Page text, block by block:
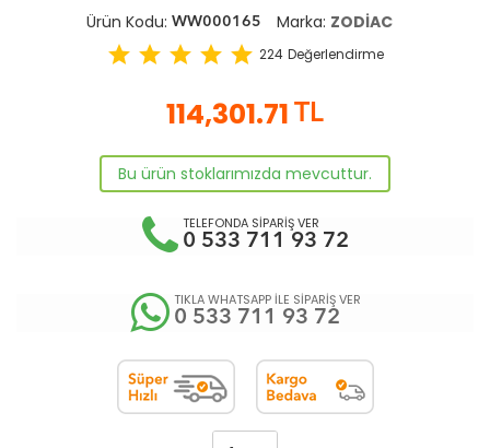
Ürün Kodu: WW000165 Marka: ZODİAC
star star star star star 224 Değerlendirme
114,301.71 TL
Bu ürün stoklarımızda mevcuttur.
TELEFONDA SİPARİŞ VER
0 533 711 93 72
TIKLA WHATSAPP İLE SİPARİŞ VER
0 533 711 93 72